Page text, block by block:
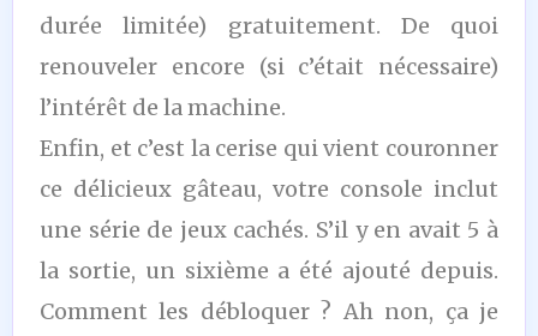
durée limitée) gratuitement. De quoi
renouveler encore (si c’était nécessaire)
l’intérêt de la machine.
Enfin, et c’est la cerise qui vient couronner
ce délicieux gâteau, votre console inclut
une série de jeux cachés. S’il y en avait 5 à
la sortie, un sixième a été ajouté depuis.
Comment les débloquer ? Ah non, ça je